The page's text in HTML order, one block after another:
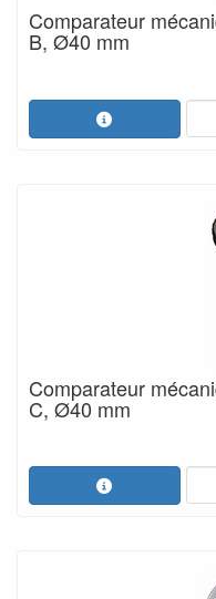
Comparateur
B, Ø40 mm
Comparateur
C, Ø40 mm